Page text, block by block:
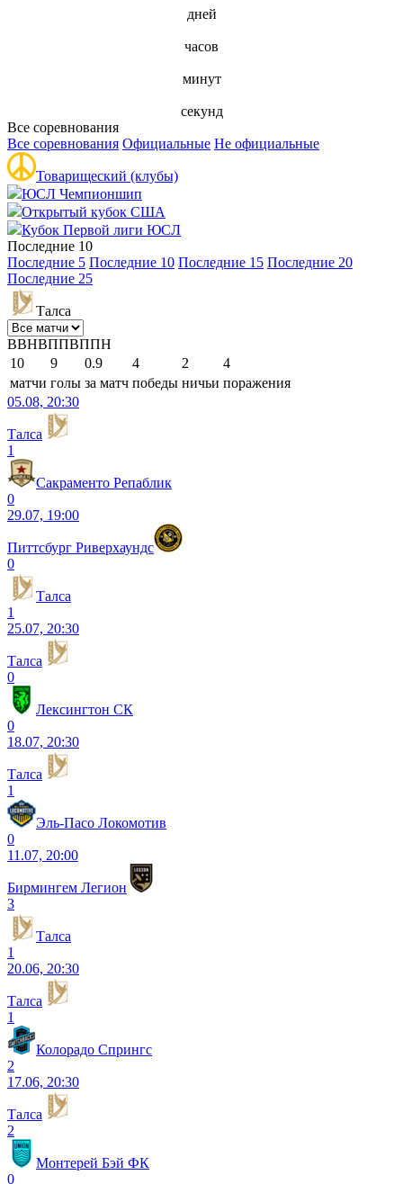
дней
часов
минут
секунд
Все соревнования
Все соревнования Официальные Не официальные
Товарищеский (клубы)
ЮСЛ Чемпионшип
Открытый кубок США
Кубок Первой лиги ЮСЛ
Последние 10
Последние 5 Последние 10 Последние 15 Последние 20
Последние 25
Талса
ВВНВППВППН
10
9 0.9 4 2
4
матчи голы за матч победы ничьи поражения
05.08, 20:30
Талса
1
Сакраменто Репаблик
0
29.07, 19:00
Питтсбург Риверхаундс
0
Талса
1
25.07, 20:30
Талса
0
Лексингтон СК
0
18.07, 20:30
Талса
1
Эль-Пасо Локомотив
0
11.07, 20:00
Бирмингем Легион
3
Талса
1
20.06, 20:30
Талса
1
Колорадо Спрингс
2
17.06, 20:30
Талса
2
Монтерей Бэй ФК
0